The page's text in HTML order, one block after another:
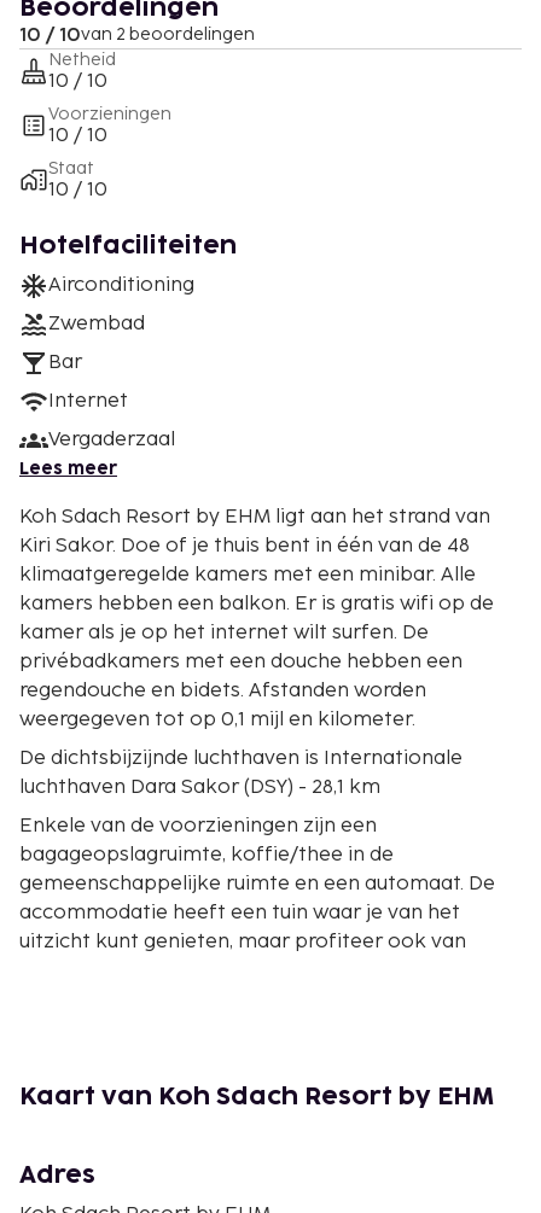
Beoordelingen
10 / 10van 2 beoordelingen
Netheid
10 / 10
Voorzieningen
10 / 10
Staat
10 / 10
Hotelfaciliteiten
Airconditioning
Zwembad
Bar
Internet
Vergaderzaal
Lees meer
Koh Sdach Resort by EHM ligt aan het strand van
Kiri Sakor. Doe of je thuis bent in één van de 48
klimaatgeregelde kamers met een minibar. Alle
kamers hebben een balkon. Er is gratis wifi op de
kamer als je op het internet wilt surfen. De
privébadkamers met een douche hebben een
regendouche en bidets. Afstanden worden
weergegeven tot op 0,1 mijl en kilometer.
De dichtsbijzijnde luchthaven is Internationale
luchthaven Dara Sakor (DSY) - 28,1 km
Enkele van de voorzieningen zijn een
bagageopslagruimte, koffie/thee in de
gemeenschappelijke ruimte en een automaat. De
accommodatie heeft een tuin waar je van het
uitzicht kunt genieten, maar profiteer ook van
snack in de koffiebar/het café. Ook biedt dit resort
roomservice (beperkte tijden) aan. Maak kennis
dagelijks aangeboden. Sluit je dag af met een
drankje in een bar/lounge. Dagelijks kun je tegen
Kaart van Koh Sdach Resort by EHM
Adres